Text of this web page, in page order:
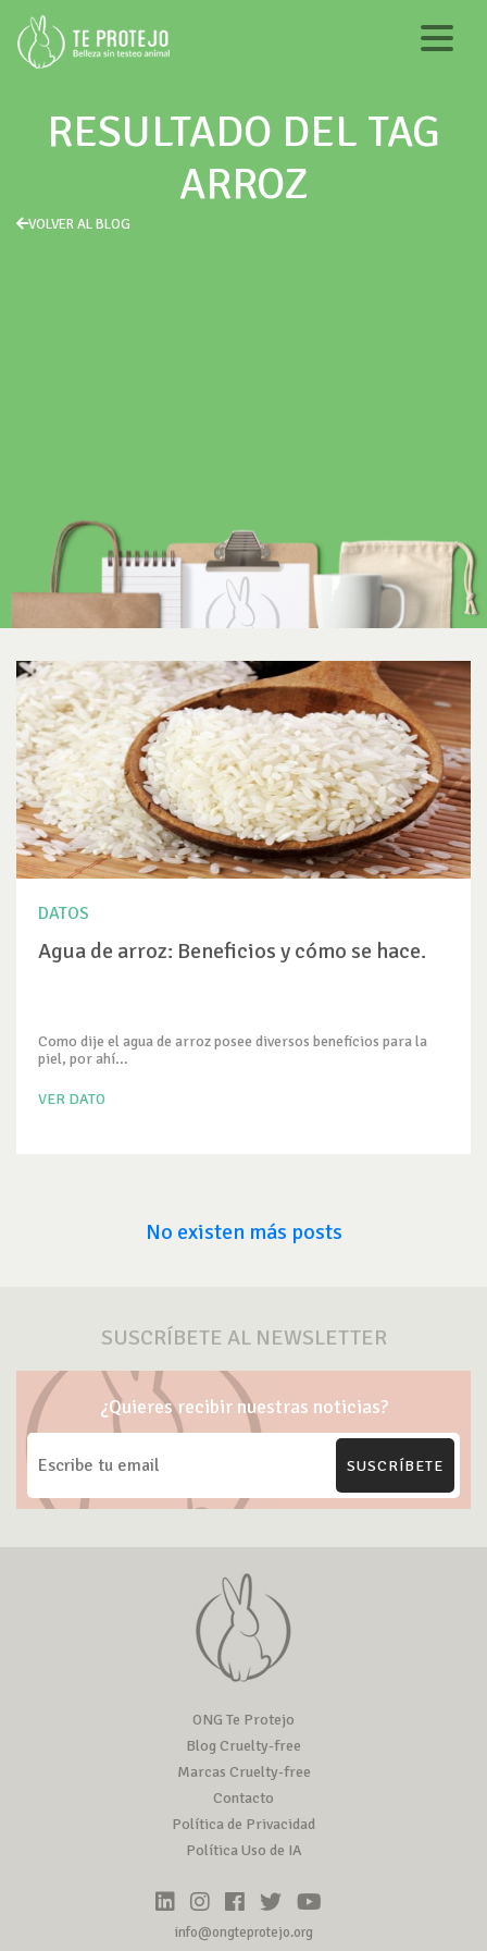
RESULTADO DEL TAG
ARROZ
VOLVER AL BLOG
DATOS
Agua de arroz: Beneficios y cómo se hace.
Como dije el agua de arroz posee diversos beneficios para la
piel, por ahí...
VER DATO
No existen más posts
SUSCRÍBETE AL NEWSLETTER
¿Quieres recibir nuestras noticias?
SUSCRÍBETE
ONG Te Protejo
Blog Cruelty-free
Marcas Cruelty-free
Contacto
Política de Privacidad
Política Uso de IA
info@ongteprotejo.org